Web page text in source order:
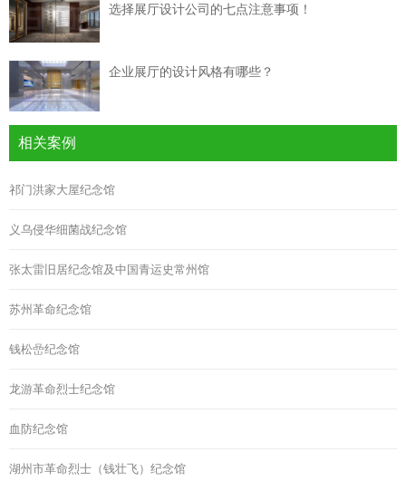
选择展厅设计公司的七点注意事项！
企业展厅的设计风格有哪些？
相关案例
祁门洪家大屋纪念馆
义乌侵华细菌战纪念馆
张太雷旧居纪念馆及中国青运史常州馆
苏州革命纪念馆
钱松嵒纪念馆
龙游革命烈士纪念馆
血防纪念馆
湖州市革命烈士（钱壮飞）纪念馆